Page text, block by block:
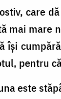
care
mai mare
pentru
este